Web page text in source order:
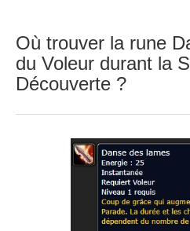
Où trouver la rune
du Voleur durant la
Découverte ?